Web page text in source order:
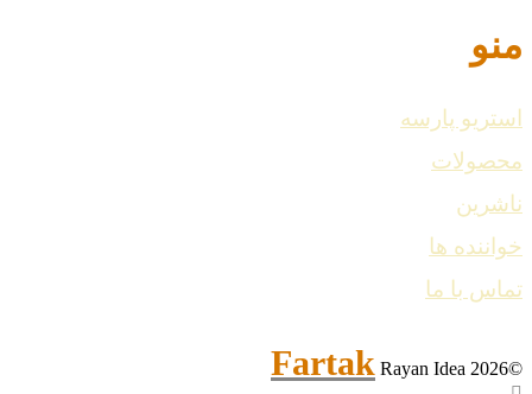
منو
استریو پارسه
محصولات
ناشرین
خواننده ها
تماس با ما
©2026
FartakRayan Idea